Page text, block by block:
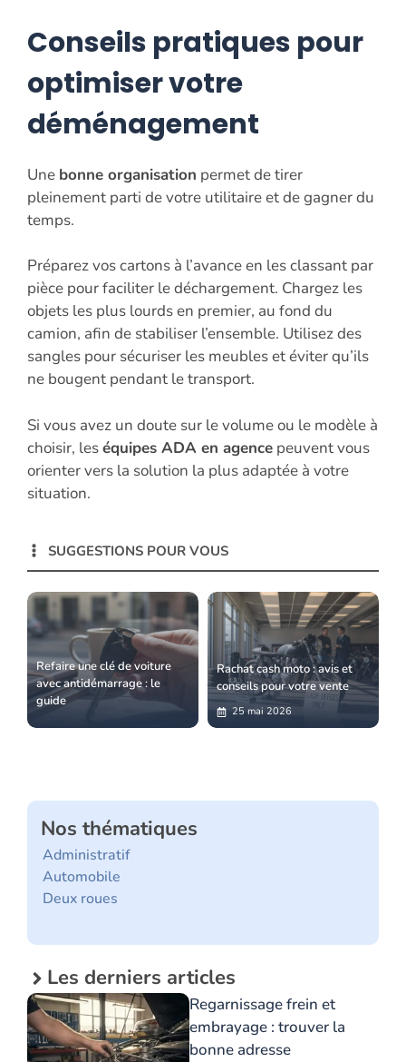
Conseils pratiques pour
optimiser votre
déménagement
Une bonne organisation permet de tirer
pleinement parti de votre utilitaire et de gagner du
temps.
Préparez vos cartons à l’avance en les classant par
pièce pour faciliter le déchargement. Chargez les
objets les plus lourds en premier, au fond du
camion, afin de stabiliser l’ensemble. Utilisez des
sangles pour sécuriser les meubles et éviter qu’ils
ne bougent pendant le transport.
Si vous avez un doute sur le volume ou le modèle à
choisir, leséquipes ADA en agence peuvent vous
orienter vers la solution la plus adaptée à votre
situation.
SUGGESTIONS POUR VOUS
Refaire une clé de voiture
avec antidémarrage : le
guide
Rachat cash moto : avis et
conseils pour votre vente
25 mai 2026
Nos thématiques
Administratif
Automobile
Deux roues
Les derniers articles
Regarnissage frein et
embrayage : trouver la
bonne adresse